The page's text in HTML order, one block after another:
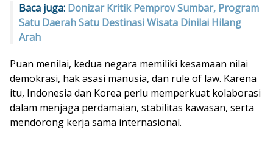
Baca juga: Donizar Kritik Pemprov Sumbar, Program
Satu Daerah Satu Destinasi Wisata Dinilai Hilang
Arah
Puan menilai, kedua negara memiliki kesamaan nilai
demokrasi, hak asasi manusia, dan rule of law. Karena
itu, Indonesia dan Korea perlu memperkuat kolaborasi
dalam menjaga perdamaian, stabilitas kawasan, serta
mendorong kerja sama internasional.